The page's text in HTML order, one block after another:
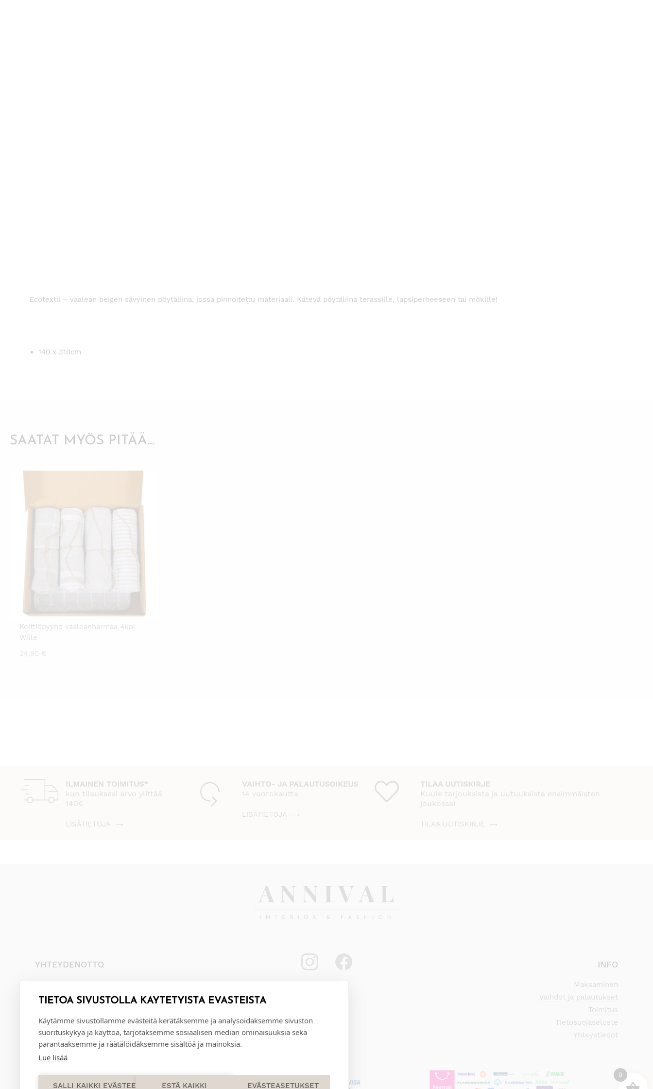
TIETOA SIVUSTOLLA KÄYTETYISTÄ EVÄSTEISTÄ
Käytämme sivustollamme evästeitä kerätäksemme ja analysoidaksemme sivuston
suorituskykyä ja käyttöä, tarjotaksemme sosiaalisen median ominaisuuksia sekä
parantaaksemme ja räätälöidäksemme sisältöä ja mainoksia.
Lue lisää
SALLI KAIKKI EVÄSTEET ESTÄ KAIKKI EVÄSTEASETUKSET
0
Ecotextil – vaalean beigen sävyinen pöytäliina, jossa pinnoitettu materiaali. Kätevä pöytäliina terassille, lapsiperheeseen tai mökille!
140 x 310cm
SAATAT MYÖS PITÄÄ...
Keittiöpyyhe vaaleanharmaa 4kpl
Wille
24,90 €
ILMAINEN TOIMITUS*
kun tilauksesi arvo ylittää
140€
LISÄTIETOJA
VAIHTO- JA PALAUTUSOIKEUS
14 vuorokautta
LISÄTIETOJA
TILAA UUTISKIRJE
Kuule tarjouksista ja uutuuksista ensimmäisten
joukossa!
TILAA UUTISKIRJE
YHTEYDENOTTO
info@annival.fi
INFO
Maksaminen
Vaihdot ja palautukset
Toimitus
Tietosuojaseloste
Yhteystiedot